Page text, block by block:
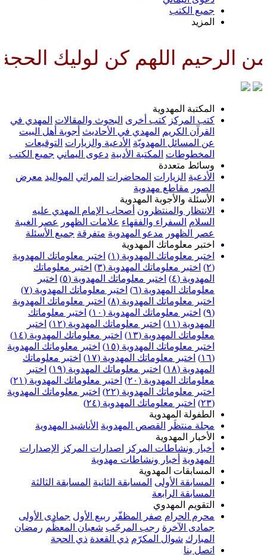
كن لوليك الحجة بن
المهدوية
كتب أخرى البحوث والمقالات المهدي في
المهدي في الأحاديث أجوبة أهل البيت
المسائل المهدويّة الأدعية والزيارات التوقيعات
المكتبة الأدبية دعوى اليماني جميع الكتب
متعددة
الزيارات المحاضرات المراثي المواليد معرض
مقاطع مهدوية
والأجوبة المهدوية
والمنتظرون أصحاب الإمام المهدي عليه
السفراء والفقهاء علامات الظهور عصر الغيبة
مدعو المهدوية متفرقة جميع الأسئلة
معلوماتك المهدوية
معلوماتك المهدوية (١)
اختبر معلوماتك المهدوية
اختبر معلوماتك المهدوية (٣)
اختبر معلوماتك
اختبر معلوماتك المهدوية (٥)
اختبر
المهدوية (٦)
اختبر معلوماتك المهدوية (٧)
معلوماتك المهدوية (٨)
اختبر معلوماتك المهدوية
اختبر معلوماتك المهدوية (١٠)
اختبر معلوماتك
اختبر معلوماتك المهدوية (١٢)
اختبر
المهدوية (١٣)
اختبر معلوماتك المهدوية (١٤)
معلوماتك المهدوية (١٥)
اختبر معلوماتك المهدوية
اختبر معلوماتك المهدوية (١٧)
اختبر معلوماتك
اختبر معلوماتك المهدوية (١٩)
اختبر
المهدوية (٢٠)
اختبر معلوماتك المهدوية (٢١)
معلوماتك المهدوية (٢٢)
اختبر معلوماتك المهدوية
اختبر معلوماتك المهدوية (٢٤)
المهدوية
منتظَر
القصص المهدوية الأناشيد المهدوية
المهدوية
ونشاطات المركز اصدارات المركز الإصدارات
أخبار ونشاطات مهدوية
المهدوية
الأولى المسابقة الثانية المسابقة الثالثة
الرابعة
المهدوي
الحرام
صفر المظفّر ربيع الأول جمادى الأولى
رجب المرجّب شعبان المعظّم رمضان
شوال المكرّم ذي القعدة ذي الحجة